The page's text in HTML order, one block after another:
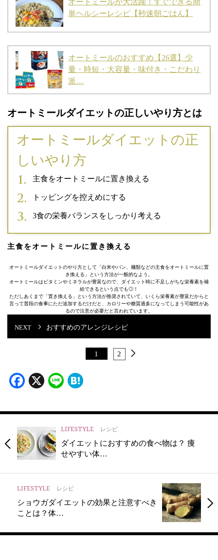
オートミールが大活躍！すぐできる簡
単ヘルシーレシピ【秒速朝ごはん】
オートミールのおすすめ【26選】少
量・時短・大容量・味付き・こだわり
派…
オートミールダイエットの正しいやり方とは
オートミールダイエットの正
しいやり方
主食をオートミールに置き換える
トッピングを控えめにする
3食の栄養バランスをしっかり考える
主食をオートミールに置き換える
オートミールダイエットのやり方として「白米やパン、麺類などの主食をオートミールに置
き換える」という方法が一般的なよう。
オートミールはビタミンやミネラルが豊富なので、ダイエット時に不足しがちな栄養素を補
給できるという点でも◎！
ただしあくまで「置き換える」という方法が推奨されていて、いくら栄養素が豊富だからと
言って普段の食事にただ追加するだけだと、カロリーや糖質過多になってしまう可能性があ
るので注意が必要だと言われています。
おすすめのアレンジレシピ
1 2
Facebook
X Line
LIFESTYLE レシピ
ダイエットにおすすめの食べ物は？ 痩
せやすい体…
LIFESTYLE レシピ
ショウガダイエットの効果と注意すべき
ことは？体…